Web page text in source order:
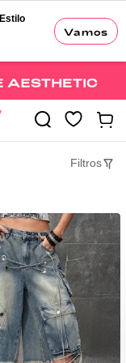
Vamos
Filtros